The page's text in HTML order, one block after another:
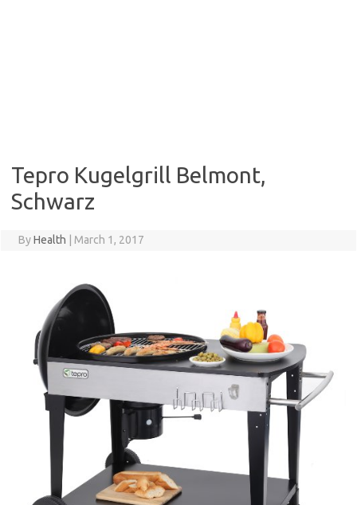
Tepro Kugelgrill Belmont,
Schwarz
ByHealth March 1, 2017